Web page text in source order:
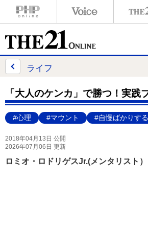
ライフ
「大人のケンカ」で勝つ！実践
#心理 #マウント #自慢ばかりす
2018年04月13日 公開
2026年07月06日 更新
ロミオ・ロドリゲスJr.(メンタリスト）